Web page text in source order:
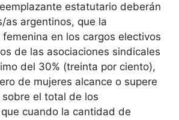
estatutario deberán
as argentinos, que la
en los cargos electivos
de las asociaciones sindicales
del 30% (treinta por ciento),
de mujeres alcance o supere
el total de los
cuando la cantidad de